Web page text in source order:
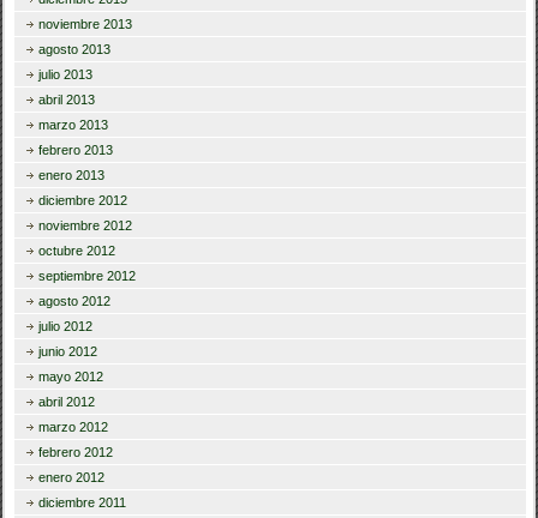
noviembre 2013
agosto 2013
julio 2013
abril 2013
marzo 2013
febrero 2013
enero 2013
diciembre 2012
noviembre 2012
octubre 2012
septiembre 2012
agosto 2012
julio 2012
junio 2012
mayo 2012
abril 2012
marzo 2012
febrero 2012
enero 2012
diciembre 2011